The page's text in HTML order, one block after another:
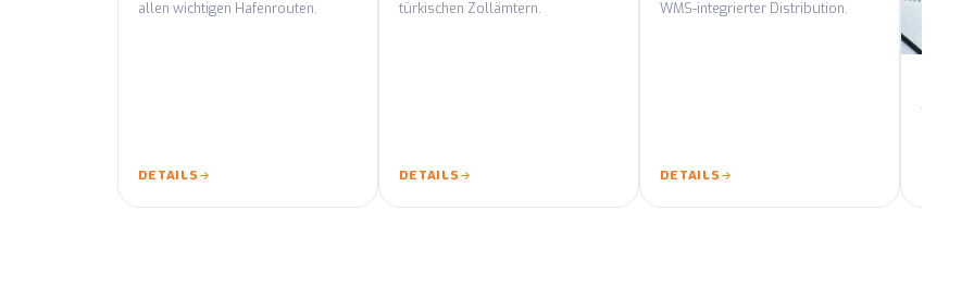
allen wichtigen Hafenrouten.
DETAILS
türkischen Zollämtern.
DETAILS
WMS-integrierter Distribution.
DETAILS
All-